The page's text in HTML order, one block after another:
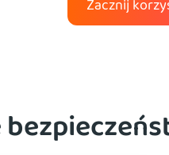
Zacznij